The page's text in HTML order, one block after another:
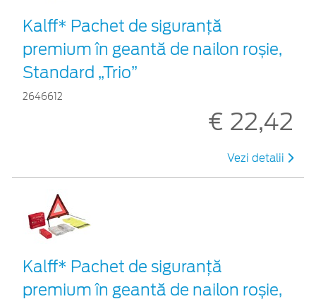
Kalff* Pachet de siguranţă
premium în geantă de nailon roșie,
Standard „Trio”
2646612
€ 22,42
Vezi detalii
Kalff* Pachet de siguranţă
premium în geantă de nailon roșie,